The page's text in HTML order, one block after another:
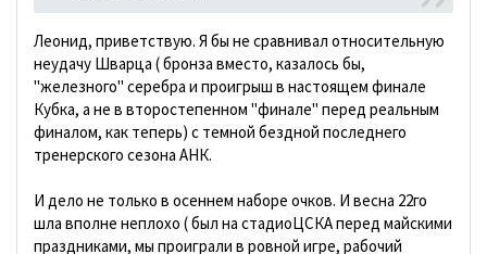
Леонид, приветствую. Я бы не сравнивал относительную
неудачу Шварца ( бронза вместо, казалось бы,
"железного" серебра и проигрыш в настоящем финале
Кубка, а не в второстепенном "финале" перед реальным
финалом, как теперь) с темной бездной последнего
тренерского сезона АНК.
И дело не только в осеннем наборе очков. И весна 22го
шла вполне неплохо ( был на стадиоЦСКА перед майскими
праздниками, мы проиграли в ровной игре, рабочий